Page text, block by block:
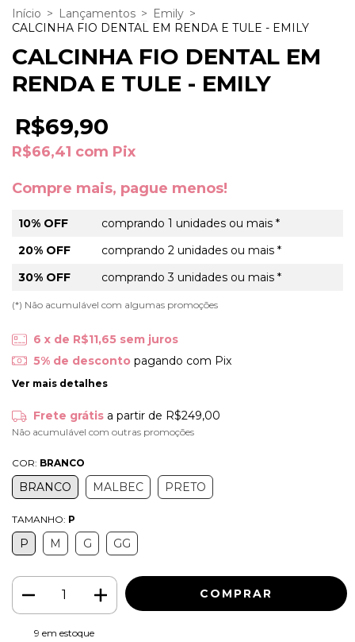
Início > Lançamentos > Emily >
CALCINHA FIO DENTAL EM RENDA E TULE - EMILY
CALCINHA FIO DENTAL EM
RENDA E TULE - EMILY
R$69,90
R$66,41 com Pix
Compre mais, pague menos!
10% OFF
comprando 1 unidades ou mais *
20% OFF
comprando 2 unidades ou mais *
30% OFF
comprando 3 unidades ou mais *
(*) Não acumulável com algumas promoções
6 x de R$11,65 sem juros
5% de desconto pagando com Pix
Ver mais detalhes
Frete grátis a partir de R$249,00
Não acumulável com outras promoções
COR: BRANCO
BRANCO MALBEC PRETO
TAMANHO: P
P M G GG
9 em estoque